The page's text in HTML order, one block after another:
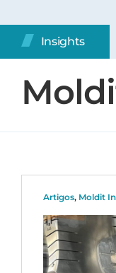
Insights
Artigos, Moldit